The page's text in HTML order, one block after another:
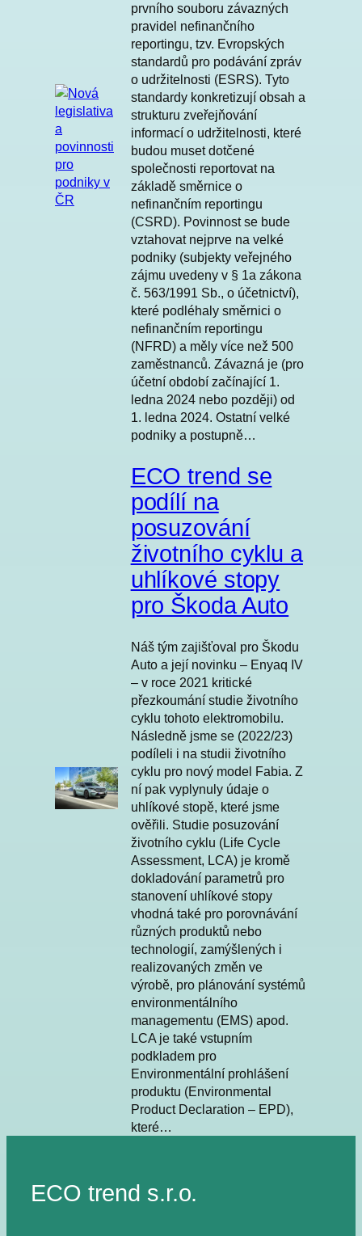
prvního souboru závazných
pravidel nefinančního
reportingu, tzv. Evropských
standardů pro podávání zpráv
o udržitelnosti (ESRS). Tyto
standardy konkretizují obsah a
strukturu zveřejňování
informací o udržitelnosti, které
budou muset dotčené
společnosti reportovat na
základě směrnice o
nefinančním reportingu
(CSRD). Povinnost se bude
vztahovat nejprve na velké
podniky (subjekty veřejného
zájmu uvedeny v § 1a zákona
č. 563/1991 Sb., o účetnictví),
které podléhaly směrnici o
nefinančním reportingu
(NFRD) a měly více než 500
zaměstnanců. Závazná je (pro
účetní období začínající 1.
ledna 2024 nebo později) od
1. ledna 2024. Ostatní velké
podniky a postupně…
ECO trend se
podílí na
posuzování
životního cyklu a
uhlíkové stopy
pro Škoda Auto
Náš tým zajišťoval pro Škodu
Auto a její novinku – Enyaq IV
– v roce 2021 kritické
přezkoumání studie životního
cyklu tohoto elektromobilu.
Následně jsme se (2022/23)
podíleli i na studii životního
cyklu pro nový model Fabia. Z
ní pak vyplynuly údaje o
uhlíkové stopě, které jsme
ověřili. Studie posuzování
životního cyklu (Life Cycle
Assessment, LCA) je kromě
dokladování parametrů pro
stanovení uhlíkové stopy
vhodná také pro porovnávání
různých produktů nebo
technologií, zamýšlených i
realizovaných změn ve
výrobě, pro plánování systémů
environmentálního
managementu (EMS) apod.
LCA je také vstupním
podkladem pro
Environmentální prohlášení
produktu (Environmental
Product Declaration – EPD),
které…
ECO trend s.r.o.